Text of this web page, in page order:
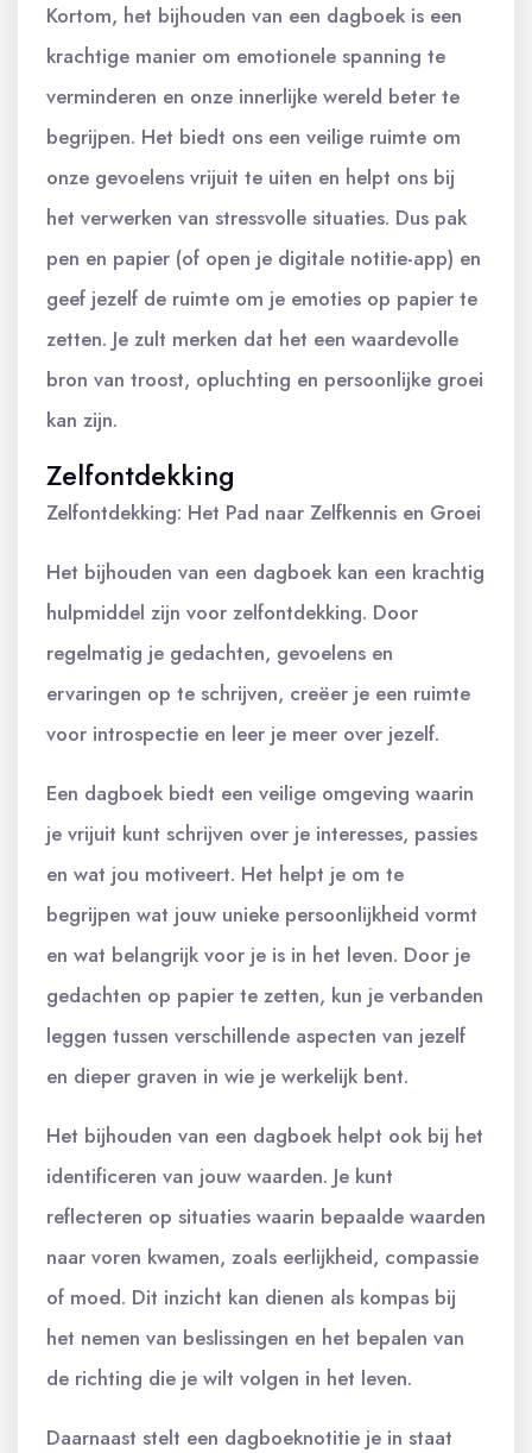
Kortom, het bijhouden van een dagboek is een
krachtige manier om emotionele spanning te
verminderen en onze innerlijke wereld beter te
begrijpen. Het biedt ons een veilige ruimte om
onze gevoelens vrijuit te uiten en helpt ons bij
het verwerken van stressvolle situaties. Dus pak
pen en papier (of open je digitale notitie-app) en
geef jezelf de ruimte om je emoties op papier te
zetten. Je zult merken dat het een waardevolle
bron van troost, opluchting en persoonlijke groei
kan zijn.
Zelfontdekking
Zelfontdekking: Het Pad naar Zelfkennis en Groei
Het bijhouden van een dagboek kan een krachtig
hulpmiddel zijn voor zelfontdekking. Door
regelmatig je gedachten, gevoelens en
ervaringen op te schrijven, creëer je een ruimte
voor introspectie en leer je meer over jezelf.
Een dagboek biedt een veilige omgeving waarin
je vrijuit kunt schrijven over je interesses, passies
en wat jou motiveert. Het helpt je om te
begrijpen wat jouw unieke persoonlijkheid vormt
en wat belangrijk voor je is in het leven. Door je
gedachten op papier te zetten, kun je verbanden
leggen tussen verschillende aspecten van jezelf
en dieper graven in wie je werkelijk bent.
Het bijhouden van een dagboek helpt ook bij het
identificeren van jouw waarden. Je kunt
reflecteren op situaties waarin bepaalde waarden
naar voren kwamen, zoals eerlijkheid, compassie
of moed. Dit inzicht kan dienen als kompas bij
het nemen van beslissingen en het bepalen van
de richting die je wilt volgen in het leven.
Daarnaast stelt een dagboeknotitie je in staat